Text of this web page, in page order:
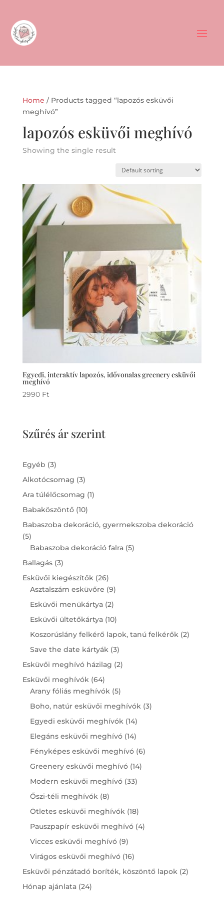
Home / Products tagged “lapozós esküvői
meghívó”
lapozós esküvői meghívó
Showing the single result
Egyedi, interaktív lapozós, idővonalas greenery esküvői
meghívó
2990 Ft
Szűrés ár szerint
Egyéb 33
products
Alkotócsomag 33
products
Ara túlélőcsomag 11
Babaköszöntő 1010
products
Babaszoba dekoráció, gyermekszoba dekoráció
55
products
Babaszoba dekoráció falra 55
Ballagás 33
products
Esküvői kiegészítők 2626
products
Asztalszám esküvőre 99
products
Esküvői menükártya 22
products
Esküvői ültetőkártya 1010
products
Koszorúslány felkérő lapok, tanú felkérők 22
Save the date kártyák 33
products
Esküvői meghívó házilag 22
Esküvői meghívók 6464
products
Arany fóliás meghívók 55
products
Boho, natúr esküvői meghívók 33
Egyedi esküvői meghívók 1414
products
Elegáns esküvői meghívó 1414
products
Fényképes esküvői meghívó 66
Greenery esküvői meghívó 1414
Modern esküvői meghívó 3333
Őszi-téli meghívók 88
products
Ötletes esküvői meghívók 1818
products
Pauszpapír esküvői meghívó 44
Vicces esküvői meghívó 99
products
Virágos esküvői meghívó 1616
products
Esküvői pénzátadó boríték, köszöntő lapok 22
Hónap ajánlata 2424